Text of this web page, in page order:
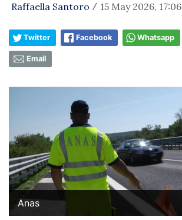
Raffaella Santoro / 15 May 2026, 17:06
Twitter Facebook Whatsapp
Email
Anas